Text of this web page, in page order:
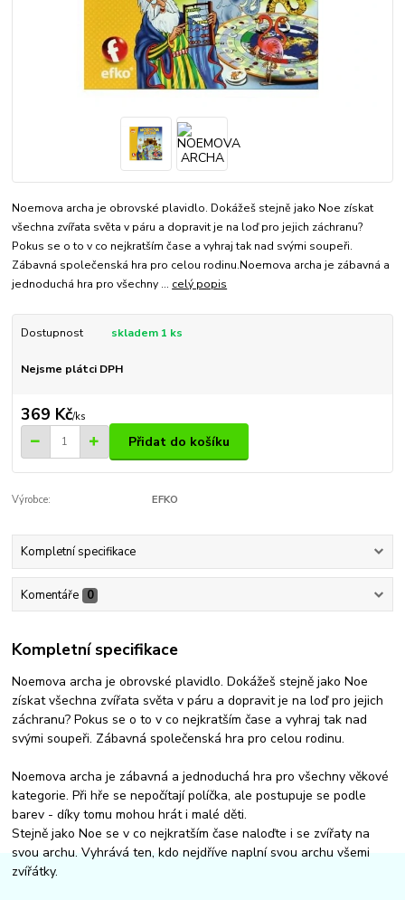
Noemova archa je obrovské plavidlo. Dokážeš stejně jako Noe získat
všechna zvířata světa v páru a dopravit je na loď pro jejich záchranu?
Pokus se o to v co nejkratším čase a vyhraj tak nad svými soupeři.
Zábavná společenská hra pro celou rodinu.Noemova archa je zábavná a
jednoduchá hra pro všechny ... celý popis
Dostupnost skladem 1 ks
Nejsme plátci DPH
369 Kč/ks
Přidat do košíku
Výrobce: EFKO
Kompletní specifikace
Komentáře 0
Kompletní specifikace
Noemova archa je obrovské plavidlo. Dokážeš stejně jako Noe
získat všechna zvířata světa v páru a dopravit je na loď pro jejich
záchranu? Pokus se o to v co nejkratším čase a vyhraj tak nad
svými soupeři. Zábavná společenská hra pro celou rodinu.
Noemova archa je zábavná a jednoduchá hra pro všechny věkové
kategorie. Při hře se nepočítají políčka, ale postupuje se podle
barev - díky tomu mohou hrát i malé děti.
Stejně jako Noe se v co nejkratším čase naloďte i se zvířaty na
svou archu. Vyhrává ten, kdo nejdříve naplní svou archu všemi
zvířátky.